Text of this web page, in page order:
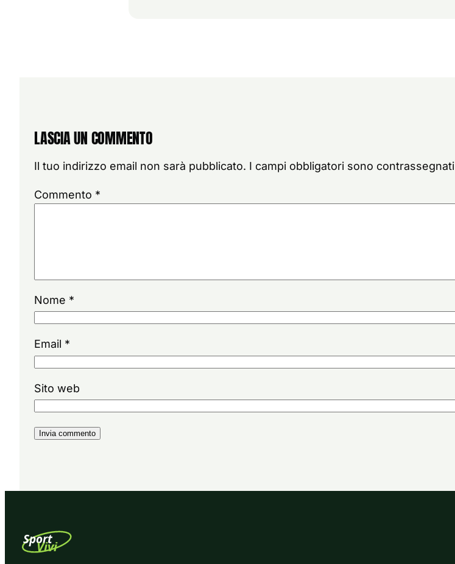
LASCIA UN COMMENTO
Il tuo indirizzo email non sarà pubblicato. I campi obbligatori sono contrassegnati
Commento *
Nome *
Email *
Sito web
Sport
Vivi